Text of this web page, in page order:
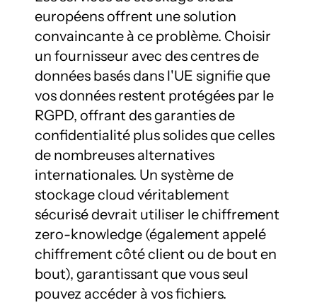
européens offrent une solution
convaincante à ce problème. Choisir
un fournisseur avec des centres de
données basés dans l'UE signifie que
vos données restent protégées par le
RGPD, offrant des garanties de
confidentialité plus solides que celles
de nombreuses alternatives
internationales. Un système de
stockage cloud véritablement
sécurisé devrait utiliser le chiffrement
zero-knowledge (également appelé
chiffrement côté client ou de bout en
bout), garantissant que vous seul
pouvez accéder à vos fichiers.